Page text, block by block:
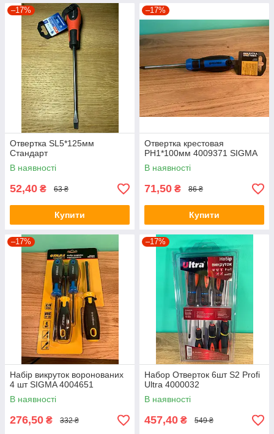
–17%
Отвертка SL5*125мм
Стандарт
В наявності
52,40 ₴ 63 ₴
Купити
–17%
Отвертка крестовая
PH1*100мм 4009371 SIGMA
В наявності
71,50 ₴ 86 ₴
Купити
–17%
Набір викруток воронованих
4 шт SIGMA 4004651
В наявності
276,50 ₴ 332 ₴
–17%
Набор Отверток 6шт S2 Profi
Ultra 4000032
В наявності
457,40 ₴ 549 ₴